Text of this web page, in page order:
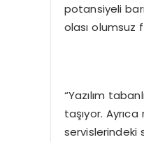
potansiyeli
olası olumsuz
“Yazılım
taşıyor.
servislerindeki